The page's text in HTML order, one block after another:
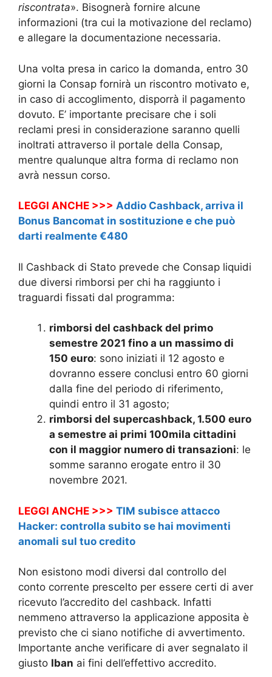
riscontrata». Bisognerà fornire alcune
informazioni (tra cui la motivazione del reclamo)
e allegare la documentazione necessaria.
Una volta presa in carico la domanda, entro 30
giorni la Consap fornirà un riscontro motivato e,
in caso di accoglimento, disporrà il pagamento
dovuto. E’ importante precisare che i soli
reclami presi in considerazione saranno quelli
inoltrati attraverso il portale della Consap,
mentre qualunque altra forma di reclamo non
avrà nessun corso.
LEGGI ANCHE >>> Addio Cashback, arriva il
Bonus Bancomat in sostituzione e che può
darti realmente €480
Il Cashback di Stato prevede che Consap liquidi
due diversi rimborsi per chi ha raggiunto i
traguardi fissati dal programma:
rimborsi del cashback del primo
semestre 2021 fino a un massimo di
150 euro: sono iniziati il 12 agosto e
dovranno essere conclusi entro 60 giorni
dalla fine del periodo di riferimento,
quindi entro il 31 agosto;
rimborsi del supercashback, 1.500 euro
a semestre ai primi 100mila cittadini
con il maggior numero di transazioni: le
somme saranno erogate entro il 30
novembre 2021.
LEGGI ANCHE >>> TIM subisce attacco
Hacker: controlla subito se hai movimenti
anomali sul tuo credito
Non esistono modi diversi dal controllo del
conto corrente prescelto per essere certi di aver
ricevuto l’accredito del cashback. Infatti
nemmeno attraverso la applicazione apposita è
previsto che ci siano notifiche di avvertimento.
Importante anche verificare di aver segnalato il
giusto Iban ai fini dell’effettivo accredito.